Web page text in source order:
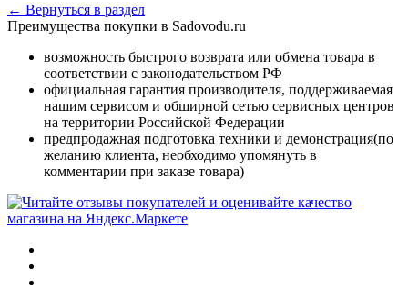
← Вернуться в раздел
Преимущества покупки в Sadovodu.ru
возможность быстрого возврата или обмена товара в
соответствии с законодательством РФ
официальная гарантия производителя, поддерживаемая
нашим сервисом и обширной сетью сервисных центров
на территории Российской Федерации
предпродажная подготовка техники и демонстрация(по
желанию клиента, необходимо упомянуть в
комментарии при заказе товара)